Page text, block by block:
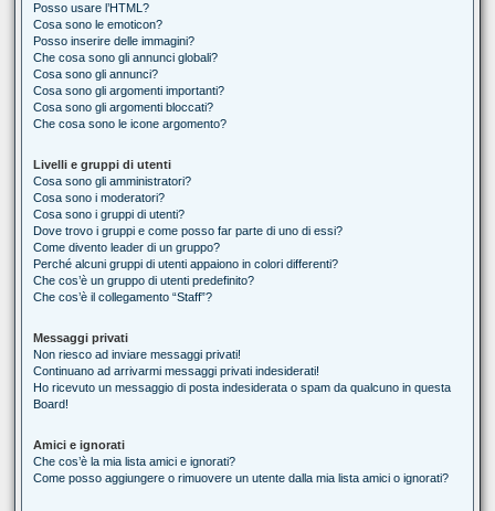
Posso usare l’HTML?
Cosa sono le emoticon?
Posso inserire delle immagini?
Che cosa sono gli annunci globali?
Cosa sono gli annunci?
Cosa sono gli argomenti importanti?
Cosa sono gli argomenti bloccati?
Che cosa sono le icone argomento?
Livelli e gruppi di utenti
Cosa sono gli amministratori?
Cosa sono i moderatori?
Cosa sono i gruppi di utenti?
Dove trovo i gruppi e come posso far parte di uno di essi?
Come divento leader di un gruppo?
Perché alcuni gruppi di utenti appaiono in colori differenti?
Che cos’è un gruppo di utenti predefinito?
Che cos’è il collegamento “Staff”?
Messaggi privati
Non riesco ad inviare messaggi privati!
Continuano ad arrivarmi messaggi privati indesiderati!
Ho ricevuto un messaggio di posta indesiderata o spam da qualcuno in questa
Board!
Amici e ignorati
Che cos’è la mia lista amici e ignorati?
Come posso aggiungere o rimuovere un utente dalla mia lista amici o ignorati?